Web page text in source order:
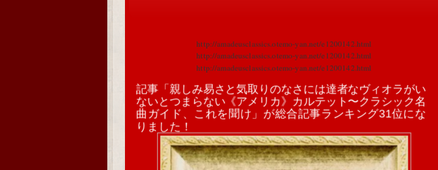
http://amadeusclassics.otemo-yan.net/e1200142.html
http://amadeusclassics.otemo-yan.net/e1200142.html
http://amadeusclassics.otemo-yan.net/e1200142.html
記事「親しみ易さと気取りのなさには達者なヴィオラがい
ないとつまらない《アメリカ》カルテット〜クラシック名
曲ガイド、これを聞け」が総合記事ランキング31位にな
りました！